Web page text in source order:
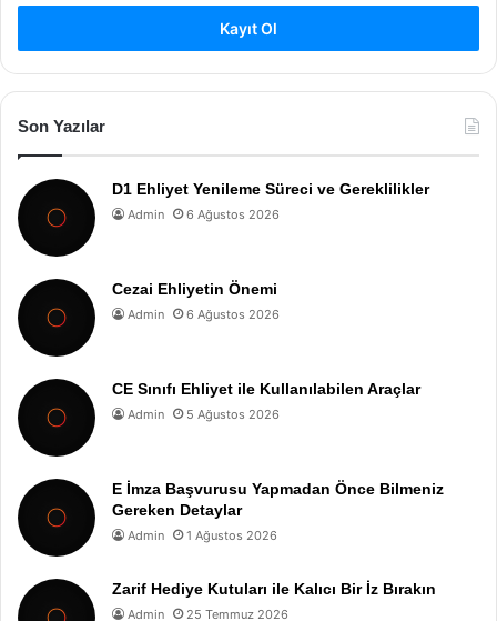
Kayıt Ol
Son Yazılar
D1 Ehliyet Yenileme Süreci ve Gereklilikler
Admin 6 Ağustos 2026
Cezai Ehliyetin Önemi
Admin 6 Ağustos 2026
CE Sınıfı Ehliyet ile Kullanılabilen Araçlar
Admin 5 Ağustos 2026
E İmza Başvurusu Yapmadan Önce Bilmeniz
Gereken Detaylar
Admin 1 Ağustos 2026
Zarif Hediye Kutuları ile Kalıcı Bir İz Bırakın
Admin 25 Temmuz 2026